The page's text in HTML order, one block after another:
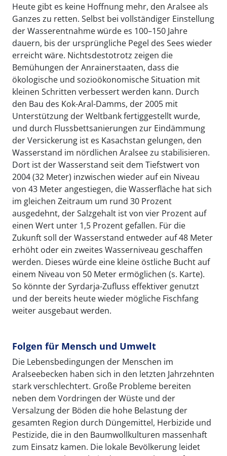
Heute gibt es keine Hoffnung mehr, den Aralsee als
Ganzes zu retten. Selbst bei vollständiger Einstellung
der Wasserentnahme würde es 100–150 Jahre
dauern, bis der ursprüngliche Pegel des Sees wieder
erreicht wäre. Nichtsdestotrotz zeigen die
Bemühungen der Anrainerstaaten, dass die
ökologische und sozioökonomische Situation mit
kleinen Schritten verbessert werden kann. Durch
den Bau des Kok-Aral-Damms, der 2005 mit
Unterstützung der Weltbank fertiggestellt wurde,
und durch Flussbettsanierungen zur Eindämmung
der Versickerung ist es Kasachstan gelungen, den
Wasserstand im nördlichen Aralsee zu stabilisieren.
Dort ist der Wasserstand seit dem Tiefstwert von
2004 (32 Meter) inzwischen wieder auf ein Niveau
von 43 Meter angestiegen, die Wasserfläche hat sich
im gleichen Zeitraum um rund 30 Prozent
ausgedehnt, der Salzgehalt ist von vier Prozent auf
einen Wert unter 1,5 Prozent gefallen. Für die
Zukunft soll der Wasserstand entweder auf 48 Meter
erhöht oder ein zweites Wasserniveau geschaffen
werden. Dieses würde eine kleine östliche Bucht auf
einem Niveau von 50 Meter ermöglichen (s. Karte).
So könnte der Syrdarja-Zufluss effektiver genutzt
und der bereits heute wieder mögliche Fischfang
weiter ausgebaut werden.
Folgen für Mensch und Umwelt
Die Lebensbedingungen der Menschen im
Aralseebecken haben sich in den letzten Jahrzehnten
stark verschlechtert. Große Probleme bereiten
neben dem Vordringen der Wüste und der
Versalzung der Böden die hohe Belastung der
gesamten Region durch Düngemittel, Herbizide und
Pestizide, die in den Baumwollkulturen massenhaft
zum Einsatz kamen. Die lokale Bevölkerung leidet